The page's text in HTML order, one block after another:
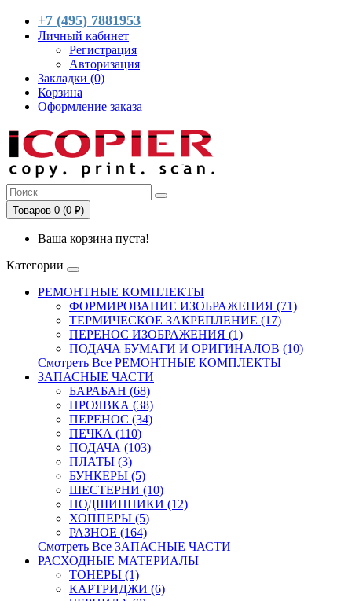
+7 (495) 7881953
Личный кабинет
Регистрация
Авторизация
Закладки (0)
Корзина
Оформление заказа
Товаров 0 (0 ₽)
Ваша корзина пуста!
Категории
РЕМОНТНЫЕ КОМПЛЕКТЫ
ФОРМИРОВАНИЕ ИЗОБРАЖЕНИЯ (71)
ТЕРМИЧЕСКОЕ ЗАКРЕПЛЕНИЕ (17)
ПЕРЕНОС ИЗОБРАЖЕНИЯ (1)
ПОДАЧА БУМАГИ И ОРИГИНАЛОВ (10)
Смотреть Все РЕМОНТНЫЕ КОМПЛЕКТЫ
ЗАПАСНЫЕ ЧАСТИ
БАРАБАН (68)
ПРОЯВКА (38)
ПЕРЕНОС (34)
ПЕЧКА (110)
ПОДАЧА (103)
ПЛАТЫ (3)
БУНКЕРЫ (5)
ШЕСТЕРНИ (10)
ПОДШИПНИКИ (12)
ХОППЕРЫ (5)
РАЗНОЕ (164)
Смотреть Все ЗАПАСНЫЕ ЧАСТИ
РАСХОДНЫЕ МАТЕРИАЛЫ
ТОНЕРЫ (1)
КАРТРИДЖИ (6)